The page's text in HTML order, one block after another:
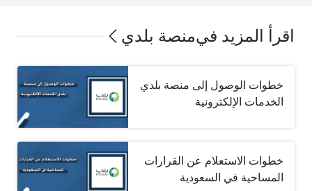
اقرأ المزيد فيمنصة بلدي
خطوات الوصول إلى منصة بلدي
الخدمات الإلكترونية
خطوات الاستعلام عن القرارات
المساحية في السعودية